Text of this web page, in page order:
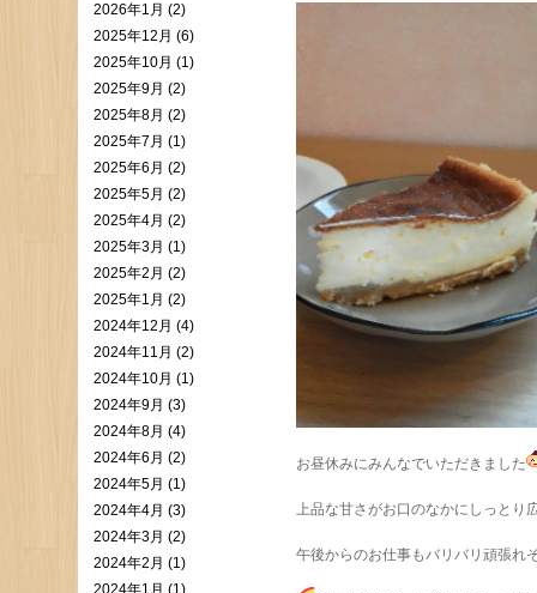
お昼休みにみんなでいただきました
上品な甘さがお口のなかにしっとり
午後からのお仕事もバリバリ頑張れ
2026年1月 (2)
2025年12月 (6)
2025年10月 (1)
2025年9月 (2)
2025年8月 (2)
2025年7月 (1)
2025年6月 (2)
2025年5月 (2)
2025年4月 (2)
2025年3月 (1)
2025年2月 (2)
2025年1月 (2)
2024年12月 (4)
2024年11月 (2)
2024年10月 (1)
2024年9月 (3)
2024年8月 (4)
2024年6月 (2)
2024年5月 (1)
2024年4月 (3)
2024年3月 (2)
2024年2月 (1)
2024年1月 (1)